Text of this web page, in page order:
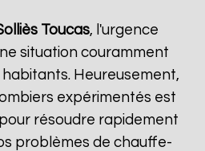
Toucas, l'urgence
situation couramment
Heureusement,
expérimentés est
résoudre rapidement
problèmes de chauffe-